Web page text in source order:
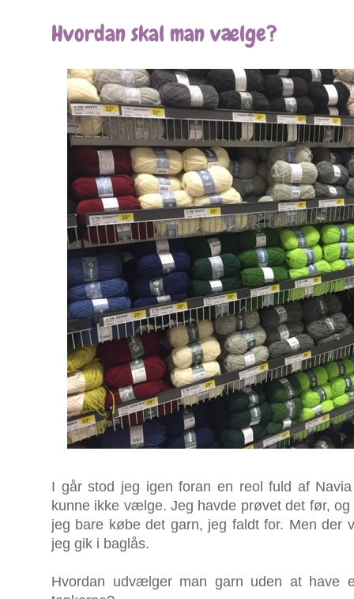
Hvordan skal man vælge?
I går stod jeg igen foran en reol fuld af
kunne ikke vælge. Jeg havde prøvet det før,
jeg bare købe det garn, jeg faldt for. Men der
jeg gik i baglås.
Hvordan udvælger man garn uden at have